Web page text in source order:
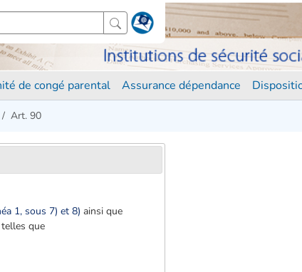
de congé parental Assurance dépendance
Art. 90
1, sous 7) et 8) ainsi que
que